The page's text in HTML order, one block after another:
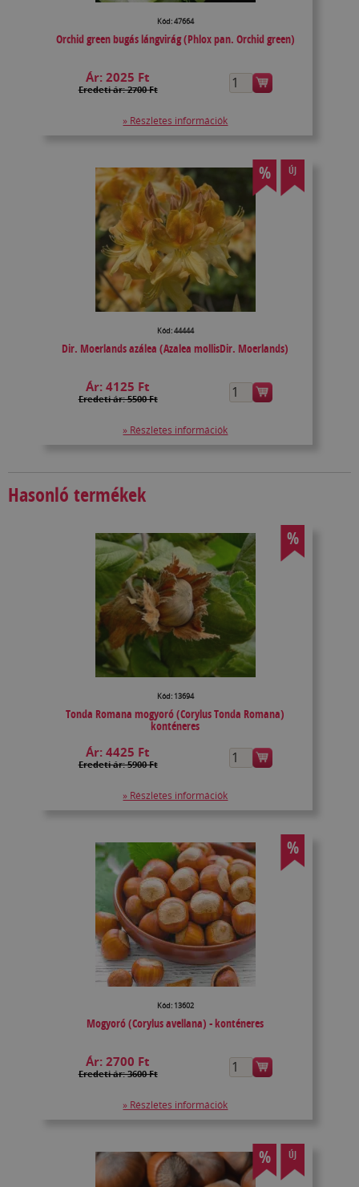
Kód: 47664
Orchid green bugás lángvirág (Phlox pan. Orchid green)
Ár:2025 Ft
Eredeti ár: 2700 Ft
» Részletes információk
% ÚJ
Kód: 44444
Dir. Moerlands azálea (Azalea mollisDir. Moerlands)
Ár:4125 Ft
Eredeti ár: 5500 Ft
» Részletes információk
Hasonló termékek
%
Kód: 13694
Tonda Romana mogyoró (Corylus Tonda Romana)
konténeres
Ár:4425 Ft
Eredeti ár: 5900 Ft
» Részletes információk
%
Kód: 13602
Mogyoró (Corylus avellana) - konténeres
Ár:2700 Ft
Eredeti ár: 3600 Ft
» Részletes információk
% ÚJ